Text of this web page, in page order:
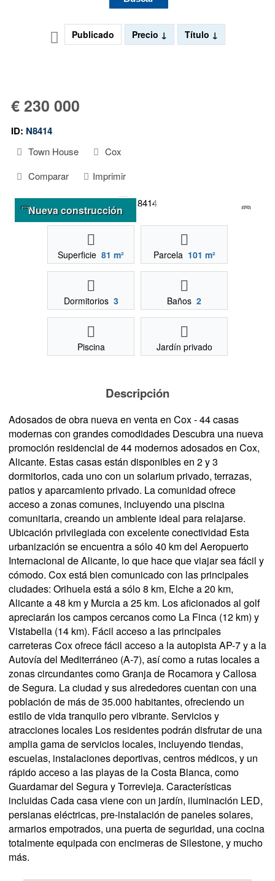
Publicado Precio Título
€ 230 000
ID: N8414
Town House
Cox
Comparar
Imprimir
Nueva construcción
Superficie 81 m² Parcela 101 m²
Dormitorios 3 Baños 2
Piscina Jardín privado
Descripción
Adosados de obra nueva en venta en Cox - 44 casas
modernas con grandes comodidades Descubra una nueva
promoción residencial de 44 modernos adosados en Cox,
Alicante. Estas casas están disponibles en 2 y 3
dormitorios, cada uno con un solarium privado, terrazas,
patios y aparcamiento privado. La comunidad ofrece
acceso a zonas comunes, incluyendo una piscina
comunitaria, creando un ambiente ideal para relajarse.
Ubicación privilegiada con excelente conectividad Esta
urbanización se encuentra a sólo 40 km del Aeropuerto
Internacional de Alicante, lo que hace que viajar sea fácil y
cómodo. Cox está bien comunicado con las principales
ciudades: Orihuela está a sólo 8 km, Elche a 20 km,
Alicante a 48 km y Murcia a 25 km. Los aficionados al golf
apreciarán los campos cercanos como La Finca (12 km) y
Vistabella (14 km). Fácil acceso a las principales
carreteras Cox ofrece fácil acceso a la autopista AP-7 y a la
Autovía del Mediterráneo (A-7), así como a rutas locales a
zonas circundantes como Granja de Rocamora y Callosa
de Segura. La ciudad y sus alrededores cuentan con una
población de más de 35.000 habitantes, ofreciendo un
estilo de vida tranquilo pero vibrante. Servicios y
atracciones locales Los residentes podrán disfrutar de una
amplia gama de servicios locales, incluyendo tiendas,
escuelas, instalaciones deportivas, centros médicos, y un
rápido acceso a las playas de la Costa Blanca, como
Guardamar del Segura y Torrevieja. Características
incluidas Cada casa viene con un jardín, iluminación LED,
persianas eléctricas, pre-instalación de paneles solares,
armarios empotrados, una puerta de seguridad, una cocina
totalmente equipada con encimeras de Silestone, y mucho
más.